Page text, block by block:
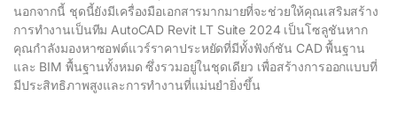
นอกจากนี้ ชุดนี้ยังมีเครื่องมือเอกสารมากมายที่จะช่วยให้คุณเสริมสร้าง
การทำงานเป็นทีม AutoCAD Revit LT Suite 2024 เป็นโซลูชันหาก
คุณกำลังมองหาซอฟต์แวร์ราคาประหยัดที่มีทั้งฟังก์ชัน CAD พื้นฐาน
และ BIM พื้นฐานทั้งหมด ซึ่งรวมอยู่ในชุดเดียว เพื่อสร้างการออกแบบที่
มีประสิทธิภาพสูงและการทำงานที่แม่นยำยิ่งขึ้น